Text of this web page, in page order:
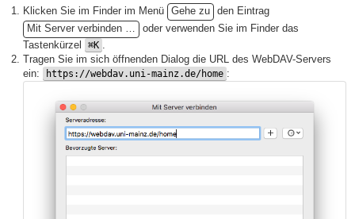
Klicken Sie im Finder im Menü Gehe zu den Eintrag
Mit Server verbinden …
oder verwenden Sie im Finder das
Tastenkürzel
⌘K
Tragen Sie im sich öffnenden Dialog die URL des WebDAV-Servers
ein:
https://webdav.uni-mainz.de/home :